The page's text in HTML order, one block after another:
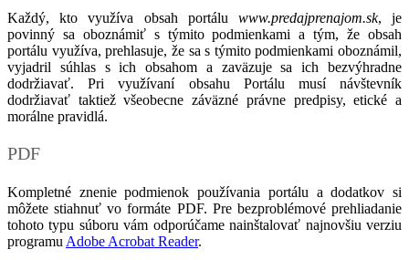
Každý, kto využíva obsah portálu www.predajprenajom.sk, je
povinný sa oboznámiť s týmito podmienkami a tým, že obsah
portálu využíva, prehlasuje, že sa s týmito podmienkami oboznámil,
vyjadril súhlas s ich obsahom a zaväzuje sa ich bezvýhradne
dodržiavať. Pri využívaní obsahu Portálu musí návštevník
dodržiavať taktiež všeobecne záväzné právne predpisy, etické a
morálne pravidlá.
PDF
Kompletné znenie podmienok používania portálu a dodatkov si
môžete stiahnuť vo formáte PDF. Pre bezproblémové prehliadanie
tohoto typu súboru vám odporúčame nainštalovať najnovšiu verziu
programu Adobe Acrobat Reader.